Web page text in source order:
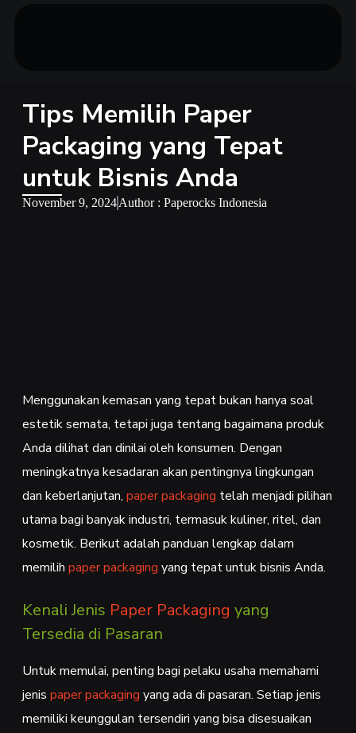
Tips Memilih Paper
Packaging yang Tepat
untuk Bisnis Anda
November 9, 2024Author : Paperocks Indonesia
Menggunakan kemasan yang tepat bukan hanya soal
estetik semata, tetapi juga tentang bagaimana produk
Anda dilihat dan dinilai oleh konsumen. Dengan
meningkatnya kesadaran akan pentingnya lingkungan
dan keberlanjutan, paper packaging telah menjadi pilihan
utama bagi banyak industri, termasuk kuliner, ritel, dan
kosmetik. Berikut adalah panduan lengkap dalam
memilih paper packaging yang tepat untuk bisnis Anda.
Kenali Jenis Paper Packaging yang
Tersedia di Pasaran
Untuk memulai, penting bagi pelaku usaha memahami
jenis paper packaging yang ada di pasaran. Setiap jenis
memiliki keunggulan tersendiri yang bisa disesuaikan